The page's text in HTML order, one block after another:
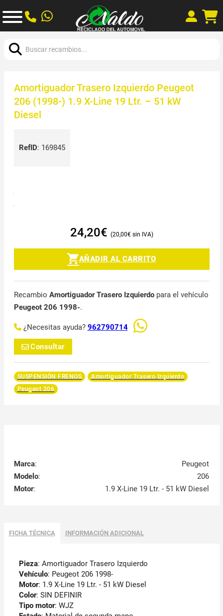
Amortiguador Trasero Izquierdo Peugeot
206 (1998-) 1.9 X-Line 19 Ltr. – 51 kW
Diesel
RefID: 169845
24,20€ 20,00€
AÑADIR AL CARRITO
Recambio Amortiguador Trasero Izquierdopara el vehículo
Peugeot 206 1998-.
¿Necesitas ayuda? 962790714
Consultar
SUSPENSIÓN FRENOS
Amortiguador Trasero Izquierdo
Peugeot 206
Marca:
Peugeot
Modelo:
206
Motor: 1.9 X-Line 19 Ltr. - 51 kW Diesel
FICHA TÉCNICA INFORMACIÓN ADICIONAL
Pieza: Amortiguador Trasero Izquierdo
Vehículo: Peugeot 206 1998-
Motor: 1.9 X-Line 19 Ltr. - 51 kW Diesel
Color: SIN DEFINIR
Tipo motor: WJZ